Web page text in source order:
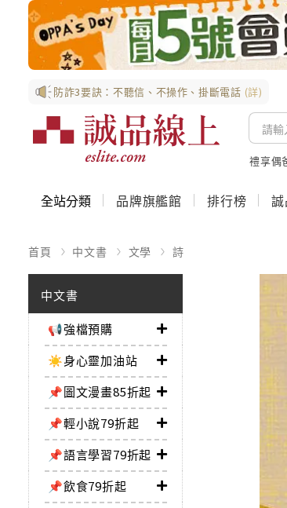
防詐3要訣：不聽信、不操作、掛斷電話 (詳)
禮享偶
全站分類 品牌旗艦館 排行榜
首頁 中文書 文學 詩
中文書
📢強檔預購
☀️身心靈加油站
📌圖文漫畫85折起
📌輕小說79折起
📌語言學習79折起
📌飲食79折起